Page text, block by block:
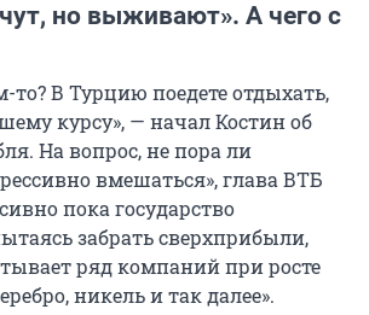
но выживают». А чего с
то? В Турцию поедете отдыхать,
курсу», — начал Костин об
На вопрос, не пора ли
вмешаться», глава ВТБ
пока государство
забрать сверхприбыли,
ряд компаний при росте
никель и так далее».